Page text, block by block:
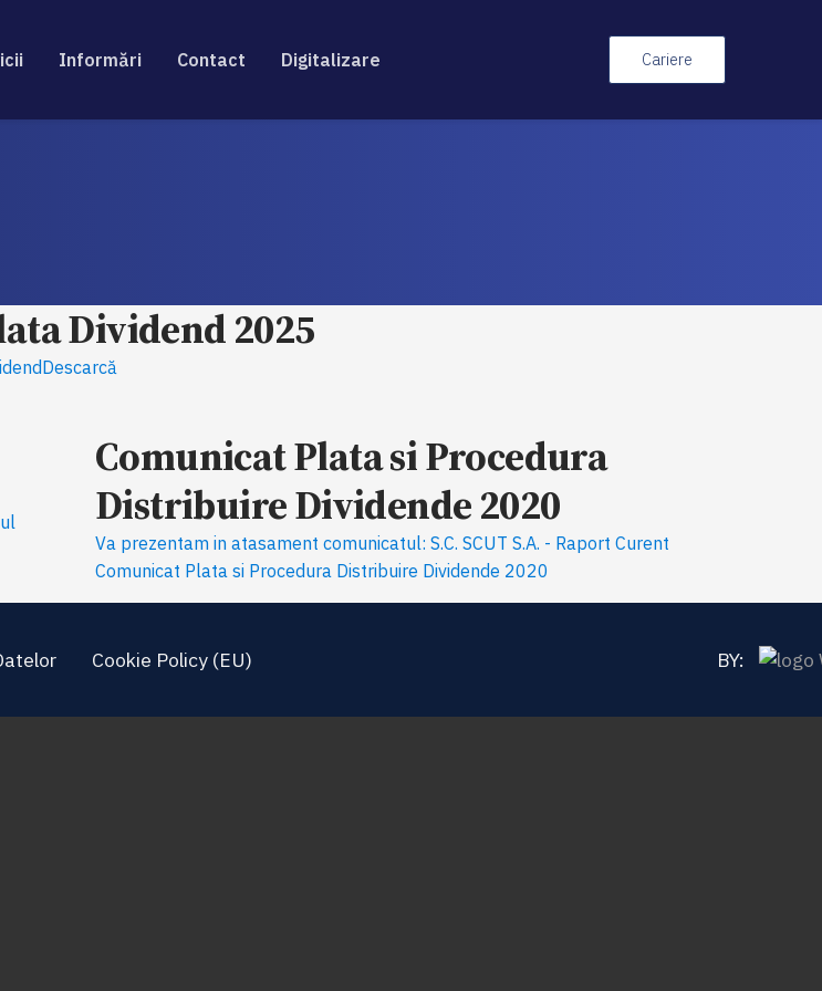
Informări Contact Digitalizare Cariere
Dividend 2025
Comunicat Plata si Procedura
Distribuire Dividende 2020
Va prezentam in atasament comunicatul: S.C. SCUT S.A. - Raport Curent
Comunicat Plata si Procedura Distribuire Dividende 2020
Cookie Policy (EU) BY: